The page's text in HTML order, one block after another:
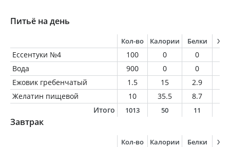
Питьё на день
Кол-во Калории Белки
Ессентуки №4 100 0 0
Вода
900 0 0
Ежовик гребенчатый
1.5 15 2.9
Желатин пищевой
10 35.5 8.7
Итого
1013 50 11
Завтрак
Кол-во Калории Белки